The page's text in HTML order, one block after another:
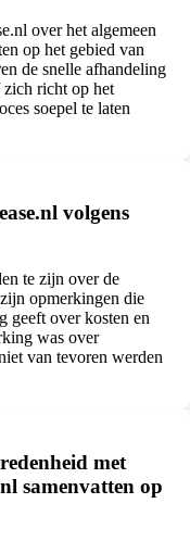
over het algemeen
op het gebied van
de snelle afhandeling
zich richt op het
soepel te laten
volgens
te zijn over de
opmerkingen die
geeft over kosten en
was over
van tevoren werden
met
samenvatten op